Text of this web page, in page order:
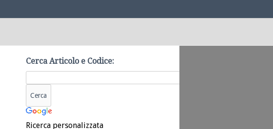
Cerca Articolo e Codice:
Ricerca personalizzata